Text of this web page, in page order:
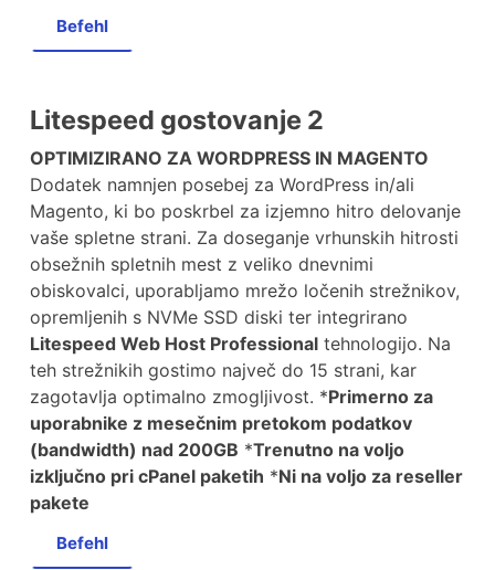
Befehl
Litespeed gostovanje 2
OPTIMIZIRANO ZA WORDPRESS IN MAGENTO
Dodatek namnjen posebej za WordPress in/ali
Magento, ki bo poskrbel za izjemno hitro delovanje
vaše spletne strani. Za doseganje vrhunskih hitrosti
obsežnih spletnih mest z veliko dnevnimi
obiskovalci, uporabljamo mrežo ločenih strežnikov,
opremljenih s NVMe SSD diski ter integrirano
Litespeed Web Host Professional tehnologijo. Na
teh strežnikih gostimo največ do 15 strani, kar
zagotavlja optimalno zmogljivost. *Primerno za
uporabnike z mesečnim pretokom podatkov
(bandwidth) nad 200GB *Trenutno na voljo
izključno pri cPanel paketih *Ni na voljo za reseller
pakete
Befehl